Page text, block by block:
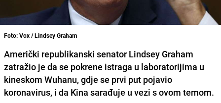
Foto: Vox / Lindsey Graham
Američki republikanski senator Lindsey Graham
zatražio je da se pokrene istraga u laboratorijima u
kineskom Wuhanu, gdje se prvi put pojavio
koronavirus, i da Kina sarađuje u vezi s ovom temom.